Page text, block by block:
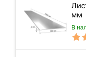
мм
В
Вес 1 метра
Вес